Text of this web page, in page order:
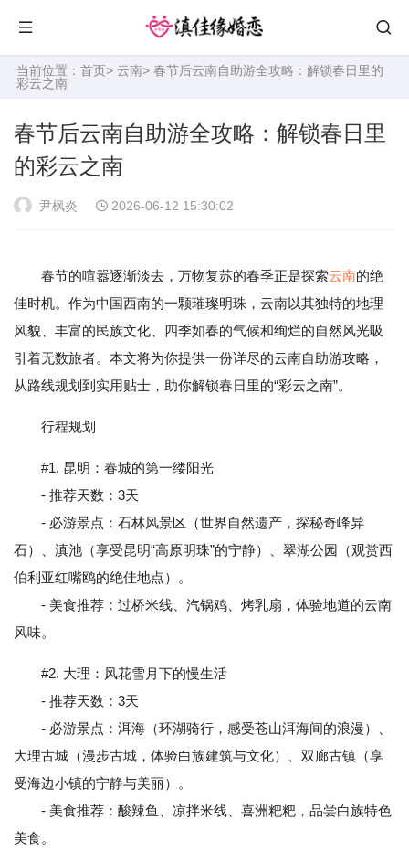
当前位置： 首页> 云南> 春节后云南自助游全攻略：解锁春日里的
彩云之南
春节后云南自助游全攻略：解锁春日里
的彩云之南
尹枫炎 2026-06-12 15:30:02
春节的喧嚣逐渐淡去，万物复苏的春季正是探索云南的绝
佳时机。作为中国西南的一颗璀璨明珠，云南以其独特的地理
风貌、丰富的民族文化、四季如春的气候和绚烂的自然风光吸
引着无数旅者。本文将为你提供一份详尽的云南自助游攻略，
从路线规划到实用贴士，助你解锁春日里的“彩云之南”。
行程规划
#1. 昆明：春城的第一缕阳光
- 推荐天数：3天
- 必游景点：石林风景区（世界自然遗产，探秘奇峰异
石）、滇池（享受昆明“高原明珠”的宁静）、翠湖公园（观赏西
伯利亚红嘴鸥的绝佳地点）。
- 美食推荐：过桥米线、汽锅鸡、烤乳扇，体验地道的云南
风味。
#2. 大理：风花雪月下的慢生活
- 推荐天数：3天
- 必游景点：洱海（环湖骑行，感受苍山洱海间的浪漫）、
大理古城（漫步古城，体验白族建筑与文化）、双廊古镇（享
受海边小镇的宁静与美丽）。
- 美食推荐：酸辣鱼、凉拌米线、喜洲粑粑，品尝白族特色
美食。